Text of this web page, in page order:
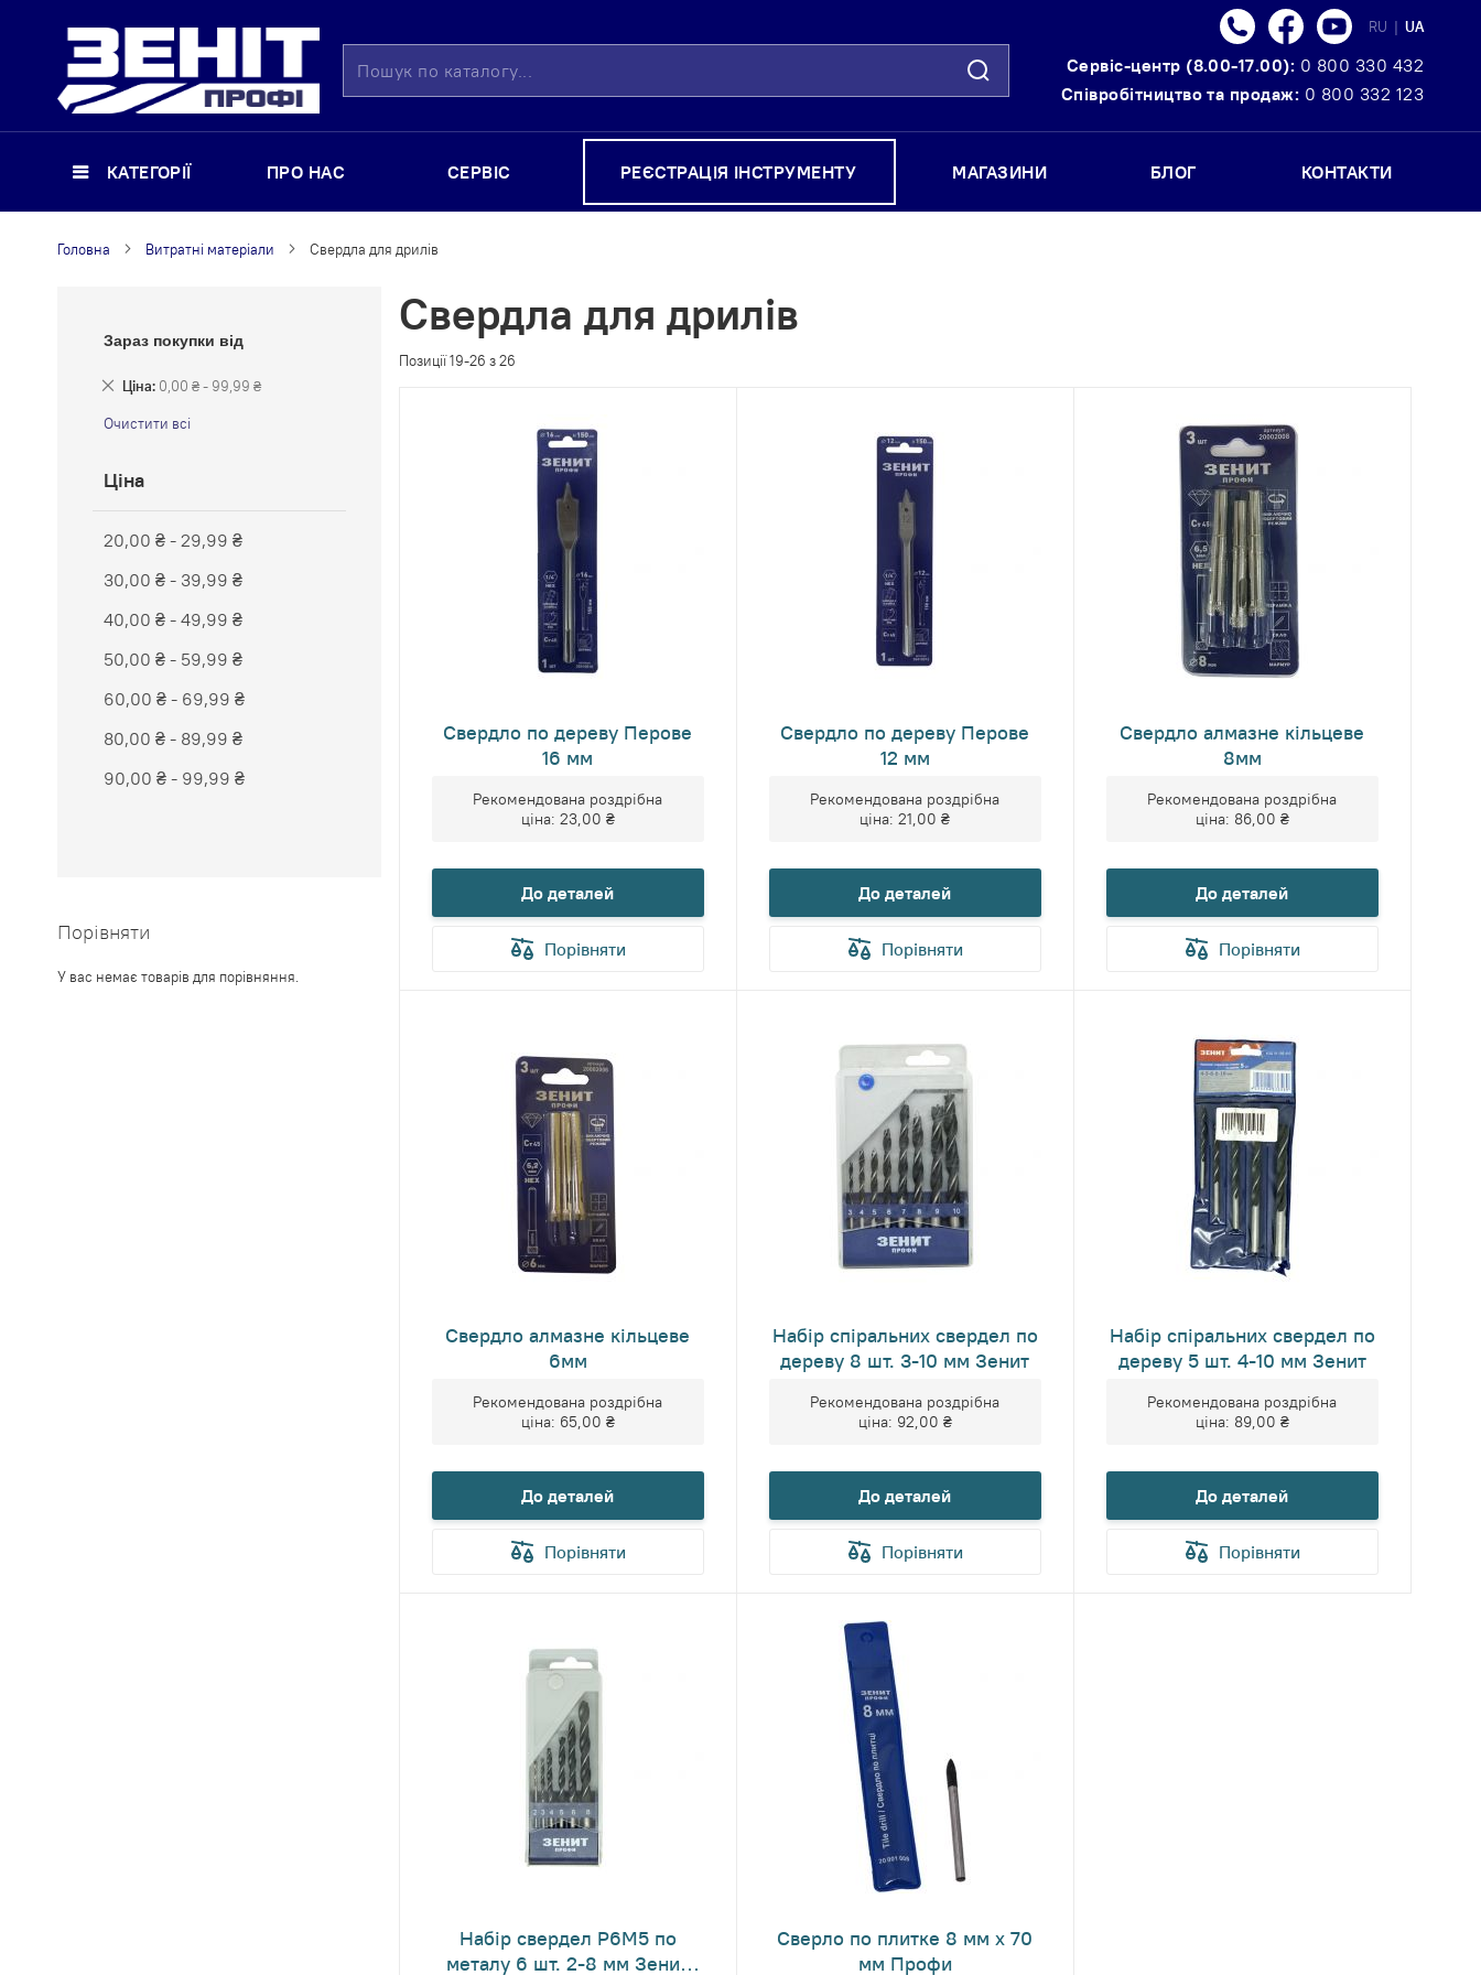
Пошук
Пошук
ТелефонFacebookYoutube Language
RU | UA
Сервіс-центр (8.00-17.00): 0 800 330 432
Співробітництво та продаж: 0 800 332 123
КАТЕГОРІЇ ПРО НАС СЕРВІС РЕЄСТРАЦІЯ ІНСТРУМЕНТУ МАГАЗИНИ БЛОГ КОНТАКТИ
Головна Витратні матеріали Свердла для дрилів
Свердла для дрилів
Позиції19-26 з26
Свердло по дереву Перове
16 мм
Рекомендована роздрібна
ціна: 23,00 ₴
До деталей
Порівняти
Свердло по дереву Перове
12 мм
Рекомендована роздрібна
ціна: 21,00 ₴
До деталей
Порівняти
Свердло алмазне кільцеве
8мм
Рекомендована роздрібна
ціна: 86,00 ₴
До деталей
Порівняти
Свердло алмазне кільцеве
6мм
Рекомендована роздрібна
ціна: 65,00 ₴
До деталей
Порівняти
Набір спіральних свердел по
дереву 8 шт. 3-10 мм Зенит
Рекомендована роздрібна
ціна: 92,00 ₴
До деталей
Порівняти
Набір спіральних свердел по
дереву 5 шт. 4-10 мм Зенит
Рекомендована роздрібна
ціна: 89,00 ₴
До деталей
Порівняти
Набір свердел Р6М5 по
металу 6 шт. 2-8 мм Зенит
Сверло по плитке 8 мм х 70
мм Профи
Зараз покупки від
Ціна 0,00 ₴ - 99,99 ₴
Видалити
Елемент
Очистити всі
Ціна
20,00 ₴ - 29,99 ₴
30,00 ₴ - 39,99 ₴
40,00 ₴ - 49,99 ₴
50,00 ₴ - 59,99 ₴
60,00 ₴ - 69,99 ₴
80,00 ₴ - 89,99 ₴
90,00 ₴ - 99,99 ₴
Порівняти
У вас немає товарів для порівняння.